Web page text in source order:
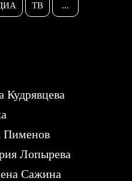
ТВ ...
Кудрявцева
Пименов
Лопырева
Сажина